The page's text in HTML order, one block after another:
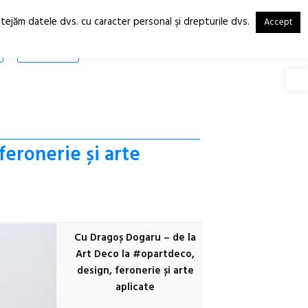
RO
EN
și arte
Cu Dragoș Dogaru – de la
Art Deco la #opartdeco,
design, feronerie și arte
aplicate
datele dvs. cu caracter personal şi drepturile dvs. Accept